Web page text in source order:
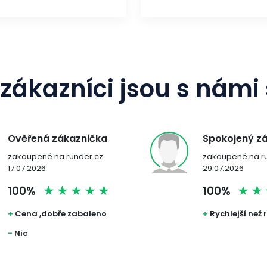
zákazníci jsou s
Spokojený zákazník
zakoupené na runder.cz
100%
+Rychlejší než rychlý